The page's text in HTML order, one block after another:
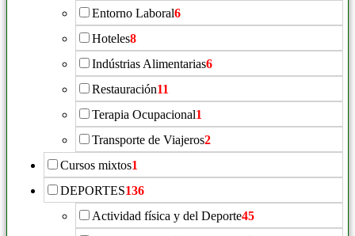
Entorno Laboral6
Hoteles8
Indústrias Alimentarias6
Restauración11
Terapia Ocupacional1
Transporte de Viajeros2
Cursos mixtos1
DEPORTES136
Actividad física y del Deporte45